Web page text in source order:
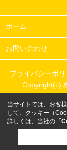
ホーム
お問い合わせ
プライバシーポ
Copyright(c)
当サイトでは、お客
して、クッキー（
詳しくは、当社の 「